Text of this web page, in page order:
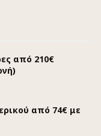
από 210€
από 74€ με